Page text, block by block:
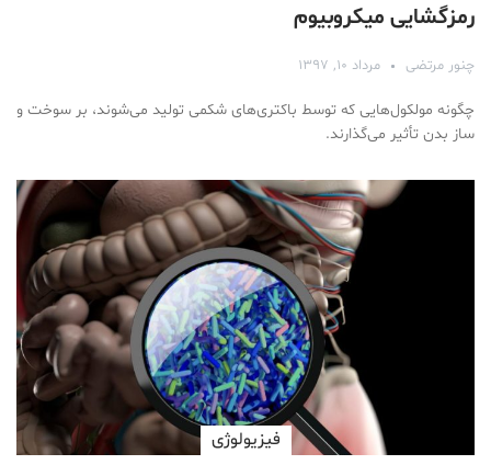
رمزگشایی میکروبیوم
چنور مرتضی مرداد ۱۰, ۱۳۹۷
چگونه مولکول‌هایی که توسط باکتری‌های شکمی تولید می‌شوند، بر سوخت و
ساز بدن تأثیر می‌گذارند.
فیزیولوژی